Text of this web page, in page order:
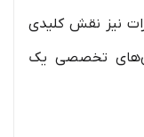
نیز نقش کلیدی
تخصصی یک